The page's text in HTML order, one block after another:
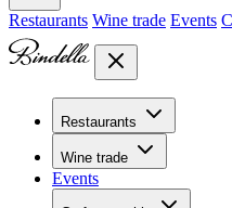
Restaurants Wine trade Events
Restaurants
Overview restaurants
Banquets & seminars
Dolcezze
Wine trade
Overview
Events